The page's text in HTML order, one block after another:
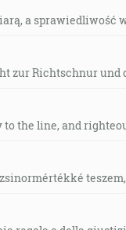
a sprawiedliwość
zur Richtschnur
the line, and
zsinormértékké